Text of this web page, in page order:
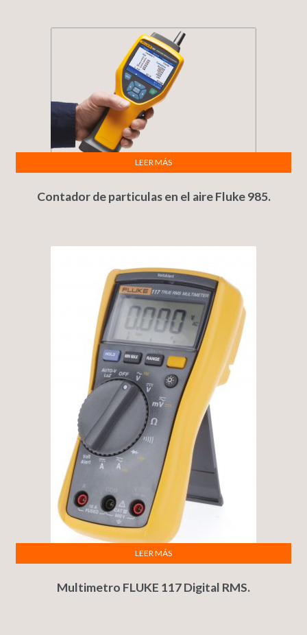
Contador de particulas en el aire Fluke 985.
LEER MÁS
Multimetro FLUKE 117 Digital RMS.
LEER MÁS